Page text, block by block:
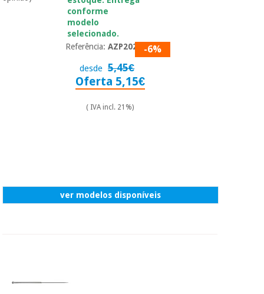
conforme
modelo
selecionado.
Referência:AZP2025 -6%
desde 5,45€
Oferta 5,15€
( IVA incl. 21%)
ver modelos disponíveis